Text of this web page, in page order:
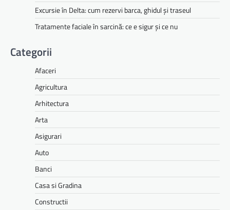
Excursie în Delta: cum rezervi barca, ghidul și traseul
Tratamente faciale în sarcină: ce e sigur și ce nu
Categorii
Afaceri
Agricultura
Arhitectura
Arta
Asigurari
Auto
Banci
Casa si Gradina
Constructii